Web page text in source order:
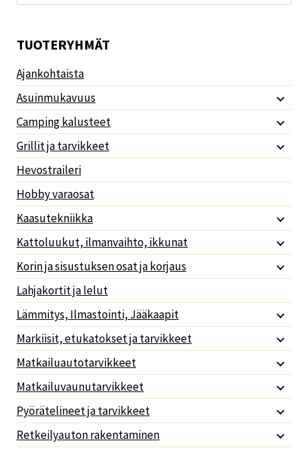
TUOTERYHMÄT
Ajankohtaista
Asuinmukavuus
Camping kalusteet
Grillit ja tarvikkeet
Hevostraileri
Hobby varaosat
Kaasutekniikka
Kattoluukut, ilmanvaihto, ikkunat
Korin ja sisustuksen osat ja korjaus
Lahjakortit ja lelut
Lämmitys, Ilmastointi, Jääkaapit
Markiisit, etukatokset ja tarvikkeet
Matkailuautotarvikkeet
Matkailuvaunutarvikkeet
Pyörätelineet ja tarvikkeet
Retkeilyauton rakentaminen